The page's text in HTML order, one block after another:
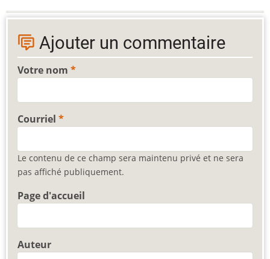
Ajouter un commentaire
Votre nom
Courriel
Le contenu de ce champ sera maintenu privé et ne sera
pas affiché publiquement.
Page d'accueil
Auteur